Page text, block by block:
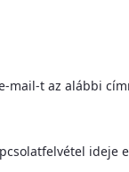
mail-t az alábbi